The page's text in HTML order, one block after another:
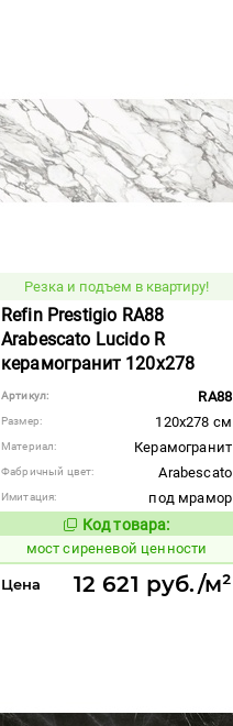
Резка и подъем в квартиру!
Refin Prestigio RA88
Arabescato Lucido R
керамогранит 120x278
Артикул: RA88
Размер: 120x278 см
Материал: Керамогранит
Фабричный цвет: Arabescato
Имитация:
под мрамор
Код товара:
1026492Код товара:
мост сиреневой ценности
Цена 12 621 руб./м²